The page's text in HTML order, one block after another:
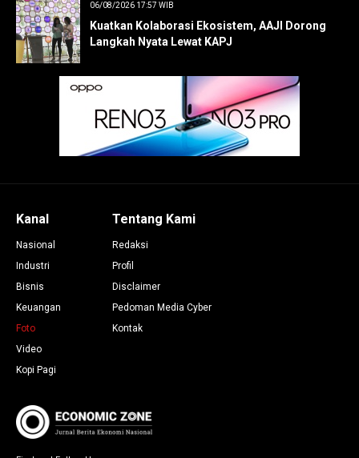
06/08/2026 17:57 WIB
Kuatkan Kolaborasi Ekosistem, AAJI Dorong
Langkah Nyata Lewat KAPJ
Kanal
Nasional
Industri
Bisnis
Keuangan
Foto
Video
Kopi Pagi
Tentang Kami
Redaksi
Profil
Disclaimer
Pedoman Media Cyber
Kontak